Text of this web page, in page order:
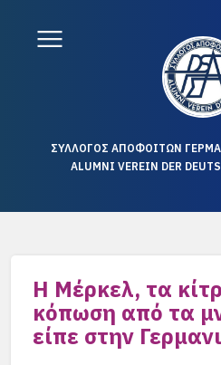
ΣΥΛΛΟΓΟΣ ΑΠΟΦΟΙΤΩΝ
ALUMNI VEREIN DER
Η Μέρκελ, τα
κόπωση από τα
είπε στην